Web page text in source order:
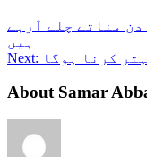
مناتے چلے آرہے
ہیں
Next:
About Samar